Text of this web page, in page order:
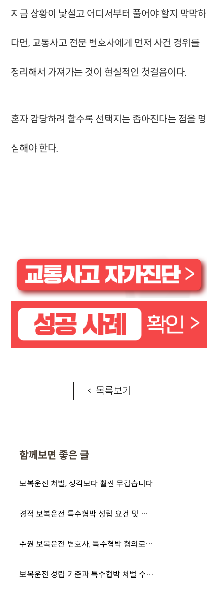
지금 상황이 낯설고 어디서부터 풀어야 할지 막막하
다면, 교통사고 전문 변호사에게 먼저 사건 경위를
정리해서 가져가는 것이 현실적인 첫걸음이다.
혼자 감당하려 할수록 선택지는 좁아진다는 점을 명
심해야 한다.
< 목록보기
함께보면 좋은 글
보복운전 처벌, 생각보다 훨씬 무겁습니다
경적 보복운전 특수협박 성립 요건 및 처벌 수위, 올바른 대처법까지 필독
수원 보복운전 변호사, 특수협박 혐의로 입건되었다면 이렇게 대응하세요
보복운전 성립 기준과 특수협박 처벌 수위 감경을 위한 핵심 대응 전략은?